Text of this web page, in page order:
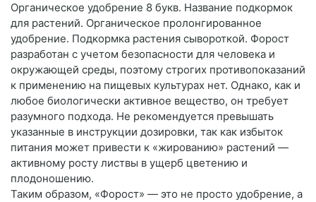
Органическое удобрение 8 букв. Название подкормок
для растений. Органическое пролонгированное
удобрение. Подкормка растения сывороткой. Форост
разработан с учетом безопасности для человека и
окружающей среды, поэтому строгих противопоказаний
к применению на пищевых культурах нет. Однако, как и
любое биологически активное вещество, он требует
разумного подхода. Не рекомендуется превышать
указанные в инструкции дозировки, так как избыток
питания может привести к «жированию» растений —
активному росту листвы в ущерб цветению и
плодоношению.
Таким образом, «Форост» — это не просто удобрение, а